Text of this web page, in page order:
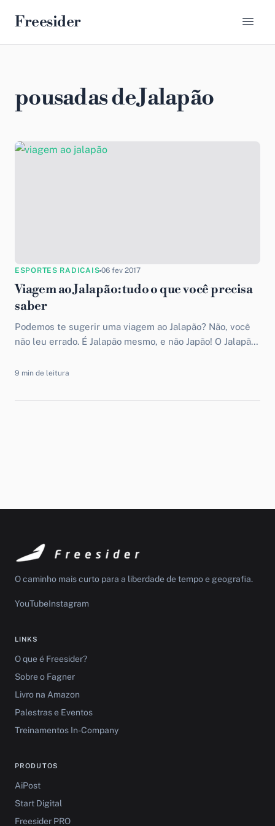
Freesider
pousadas de Jalapão
ESPORTES RADICAIS 06 fev 2017
Viagem ao Jalapão: tudo o que você precisa
saber
Podemos te sugerir uma viagem ao Jalapão? Não, você
não leu errado. É Jalapão mesmo, e não Japão! O Jalapão
9 min de leitura
O caminho mais curto para a liberdade de tempo e geografia.
YouTubeInstagram
LINKS
O que é Freesider?
Sobre o Fagner
Livro na Amazon
Palestras e Eventos
Treinamentos In-Company
PRODUTOS
AiPost
Start Digital
Freesider PRO